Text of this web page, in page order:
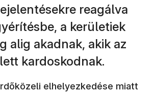
reagálva
a kerületiek
alig akadnak, akik az
kardoskodnak.
meg)elhelyezkedése miatt